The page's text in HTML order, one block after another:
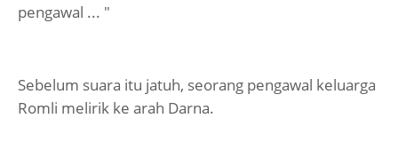
pengawal ... "
Sebelum suara itu jatuh, seorang pengawal keluarga
Romli melirik ke arah Darna.